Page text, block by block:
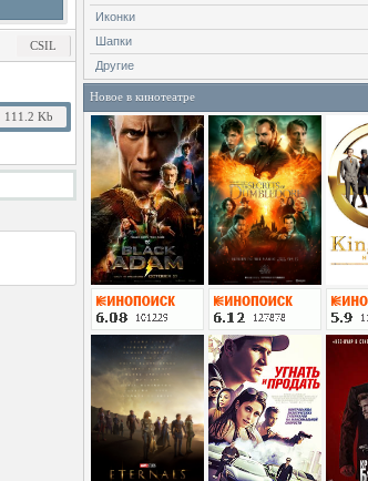
CSIL
111.2 Kb
Иконки
Шапки
Другие
Новое в кинотеатре